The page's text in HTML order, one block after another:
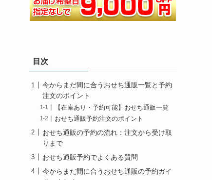
目次
今からまだ間に合うおせち通販一覧と予約
注文のポイント
【在庫あり・予約可能】おせち通販一覧
おせち通販予約注文のポイント
おせち通販の予約の流れ：注文から受け取
りまで
おせち通販予約でよくある質問
今からまだ間に合うおせち通販の予約ガイ